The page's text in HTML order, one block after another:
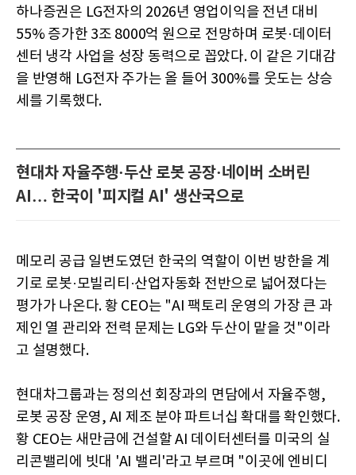
하나증권은 LG전자의 2026년 영업이익을 전년 대비
55% 증가한 3조 8000억 원으로 전망하며 로봇·데이터
센터 냉각 사업을 성장 동력으로 꼽았다. 이 같은 기대감
을 반영해 LG전자 주가는 올 들어 300%를 웃도는 상승
세를 기록했다.
현대차 자율주행·두산 로봇 공장·네이버 소버린
AI… 한국이 '피지컬 AI' 생산국으로
메모리 공급 일변도였던 한국의 역할이 이번 방한을 계
기로 로봇·모빌리티·산업자동화 전반으로 넓어졌다는
평가가 나온다. 황 CEO는 "AI 팩토리 운영의 가장 큰 과
제인 열 관리와 전력 문제는 LG와 두산이 맡을 것"이라
고 설명했다.
현대차그룹과는 정의선 회장과의 면담에서 자율주행,
로봇 공장 운영, AI 제조 분야 파트너십 확대를 확인했다.
황 CEO는 새만금에 건설할 AI 데이터센터를 미국의 실
리콘밸리에 빗대 'AI 밸리'라고 부르며 "이곳에 엔비디